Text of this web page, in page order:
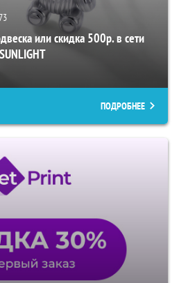
или скидка 500р. в сети
ПОДРОБНЕЕ